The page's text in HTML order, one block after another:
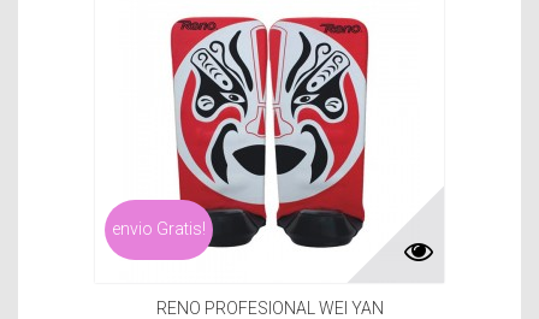
envio Gratis!
RENO PROFESIONAL WEI YAN